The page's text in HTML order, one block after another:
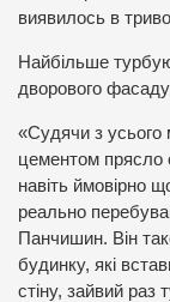
виявилось в
Найбільше
дворового
«Судячи з усього
цементом прясло
навіть ймовірно
реально
Панчишин. Він
будинку, які
стіну, зайвий раз